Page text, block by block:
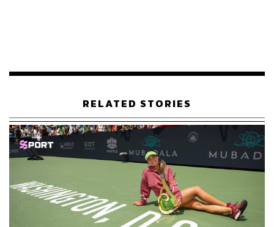
พรสวรรค์ในการเล่นของเธอกลายเป็นปรากฏการณ์ในเกม
เทนนิส โดยเฉพาะการช็อกโลกด้วยการคว่ำ เซเรนา วิลเลียม
ส์ อดีตราขินีคอร์ตผู้ยิ่งใหญ่ได้ในรายการยูเอส โอเพ่น เมื่อปี
2018 (และเป็นการชนะครั้งที่ 2 ของเธอ)
แต่ชัยชนะที่ยิ่งใหญ่ของเธอกลับกลายเป็นเรื่องดราม่า เมื่อเซ
เรนาซึ่งเป็นขวัญใจของเธอเองแสดงออกอย่างไม่ค่อยมีน้ำใจ
นักกีฬามากนักด้วยการปะทะคารมกับแชร์อัมไพร์อย่าง
รุนแรง และมีเสียงโห่จากแฟนๆ ในสนามที่เป็นกองเชียร์ของ
RELATED STORIES